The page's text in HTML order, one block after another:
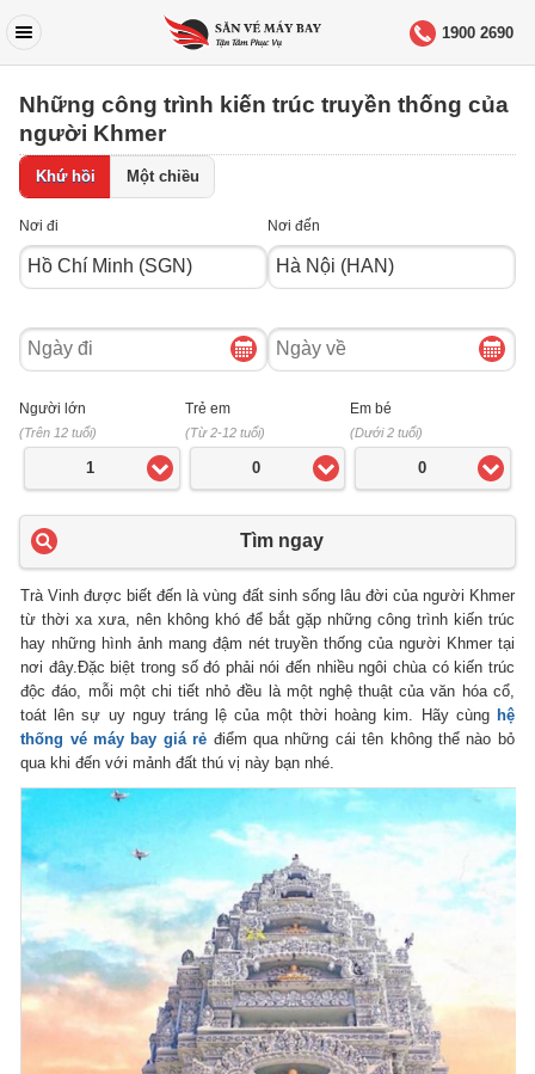
1900 2690
Những công trình kiến trúc truyền thống của
người Khmer
Khứ hồi Một chiều
Nơi đi Nơi đến
Ngày
đi
Ngày
về
Người lớn
(Trên 12 tuổi)
1
Trẻ em
(Từ 2-12 tuổi)
0
Em bé
(Dưới 2 tuổi)
0
Tìm ngay
Trà Vinh được biết đến là vùng đất sinh sống lâu đời của người Khmer
từ thời xa xưa, nên không khó để bắt gặp những công trình kiến trúc
hay những hình ảnh mang đậm nét truyền thống của người Khmer tại
nơi đây.Đặc biệt trong số đó phải nói đến nhiều ngôi chùa có kiến trúc
độc đáo, mỗi một chi tiết nhỏ đều là một nghệ thuật của văn hóa cổ,
toát lên sự uy nguy tráng lệ của một thời hoàng kim. Hãy cùng hệ
thống vé máy bay giá rẻ điểm qua những cái tên không thể nào bỏ
qua khi đến với mảnh đất thú vị này bạn nhé.